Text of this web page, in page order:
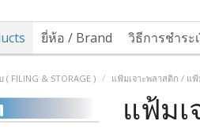
ยี่ห้อ / Brand วิธีการชำระ
FILING & STORAGE ) แฟ้มเจาะพลาสติก / แ
แฟ้ม